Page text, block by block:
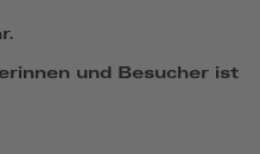
und Besucher ist